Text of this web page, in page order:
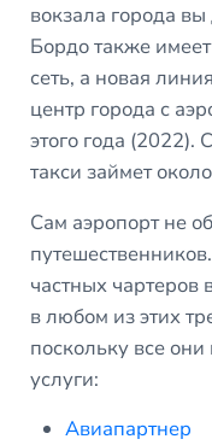
вокзала города
Бордо также
сеть, а новая
центр города с
этого года (2022).
такси займет
Сам аэропорт не
частных чартеров
в любом из этих
поскольку все
услуги:
Авиапартнер